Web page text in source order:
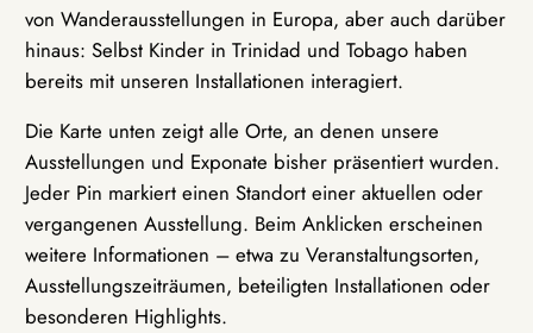
von Wanderausstellungen in Europa, aber auch darüber
hinaus: Selbst Kinder in Trinidad und Tobago haben
bereits mit unseren Installationen interagiert.
Die Karte unten zeigt alle Orte, an denen unsere
Ausstellungen und Exponate bisher präsentiert wurden.
Jeder Pin markiert einen Standort einer aktuellen oder
vergangenen Ausstellung. Beim Anklicken erscheinen
weitere Informationen – etwa zu Veranstaltungsorten,
Ausstellungszeiträumen, beteiligten Installationen oder
besonderen Highlights.